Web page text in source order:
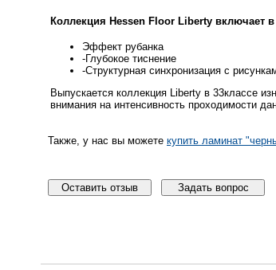
Коллекция Hessen Floor Liberty включает в
Эффект рубанка
-Глубокое тиснение
-Структурная синхронизация с
Выпускается коллекция Liberty в 33классе
внимания на интенсивность проходимости
Также, у нас вы можете купить ламинат
Оставить отзыв Задать вопрос